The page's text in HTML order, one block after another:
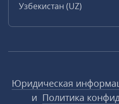
Узбекистан (UZ)
Юридическая
и Политика